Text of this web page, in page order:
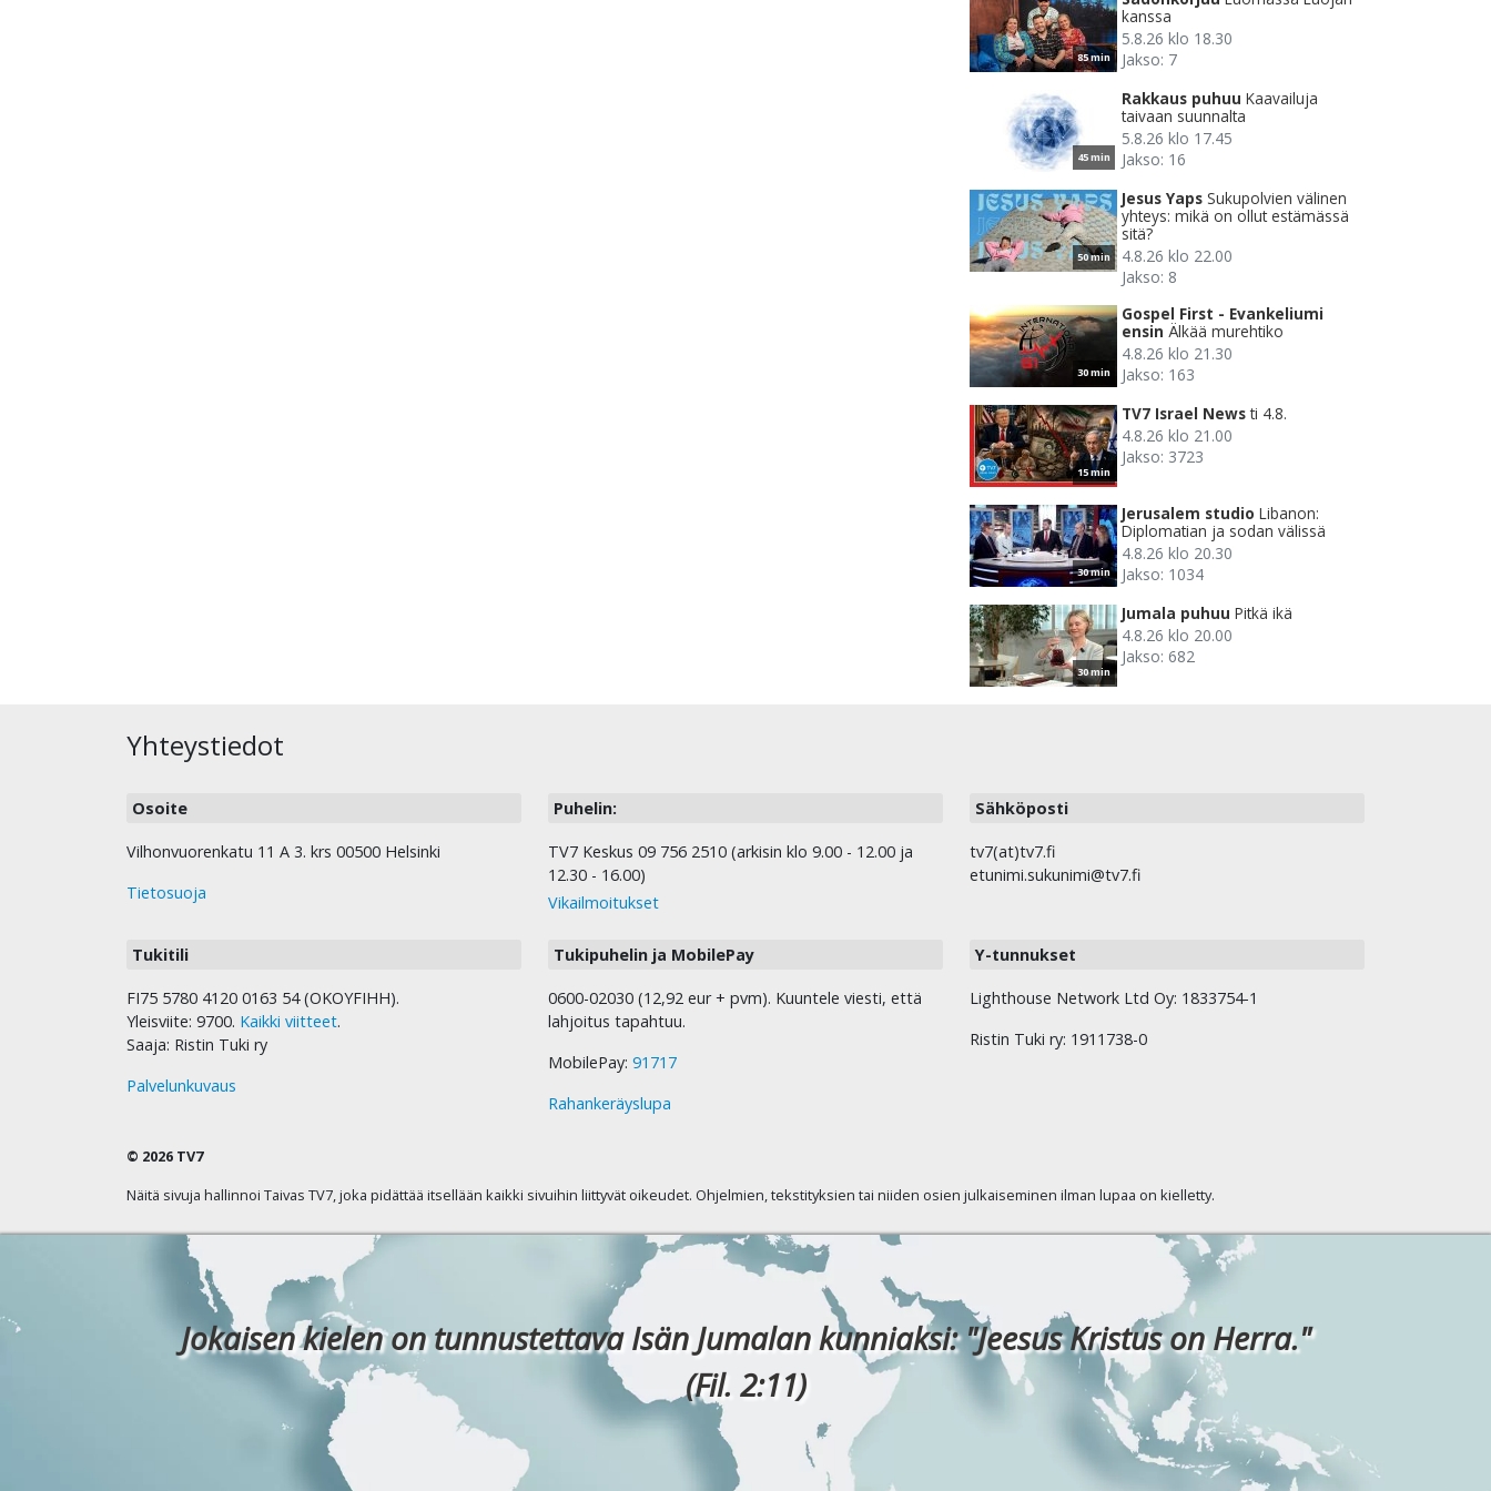
85 min
kanssa
5.8.26 klo 18.30
Jakso: 7
45 min
Rakkaus puhuu Kaavailuja
taivaan suunnalta
5.8.26 klo 17.45
Jakso: 16
50 min
Jesus Yaps Sukupolvien välinen
yhteys: mikä on ollut estämässä
sitä?
4.8.26 klo 22.00
Jakso: 8
30 min
Gospel First - Evankeliumi
ensin Älkää murehtiko
4.8.26 klo 21.30
Jakso: 163
15 min
TV7 Israel News ti 4.8.
4.8.26 klo 21.00
Jakso: 3723
30 min
Jerusalem studio Libanon:
Diplomatian ja sodan välissä
4.8.26 klo 20.30
Jakso: 1034
30 min
Jumala puhuu Pitkä ikä
4.8.26 klo 20.00
Jakso: 682
Yhteystiedot
Osoite
Vilhonvuorenkatu 11 A 3. krs 00500 Helsinki
Tietosuoja
Puhelin:
TV7 Keskus 09 756 2510 (arkisin klo 9.00 - 12.00 ja
12.30 - 16.00)
Vikailmoitukset
Sähköposti
tv7(at)tv7.fi
etunimi.sukunimi@tv7.fi
Tukitili
FI75 5780 4120 0163 54 (OKOYFIHH).
Yleisviite: 9700. Kaikki viitteet.
Saaja: Ristin Tuki ry
Palvelunkuvaus
Tukipuhelin ja MobilePay
0600-02030 (12,92 eur + pvm). Kuuntele viesti, että
lahjoitus tapahtuu.
MobilePay: 91717
Rahankeräyslupa
Y-tunnukset
Lighthouse Network Ltd Oy: 1833754-1
Ristin Tuki ry: 1911738-0
© 2026 TV7
Näitä sivuja hallinnoi Taivas TV7, joka pidättää itsellään kaikki sivuihin liittyvät oikeudet. Ohjelmien, tekstityksien tai niiden osien julkaiseminen ilman lupaa on kielletty.
Jokaisen kielen on tunnustettava Isän Jumalan kunniaksi: "Jeesus Kristus on Herra."
(Fil. 2:11)